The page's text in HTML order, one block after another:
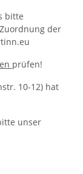
bitte
der
prüfen!
10-12) hat
unser